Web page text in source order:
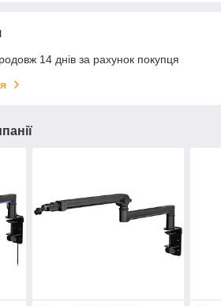
14 днів за рахунок покупця